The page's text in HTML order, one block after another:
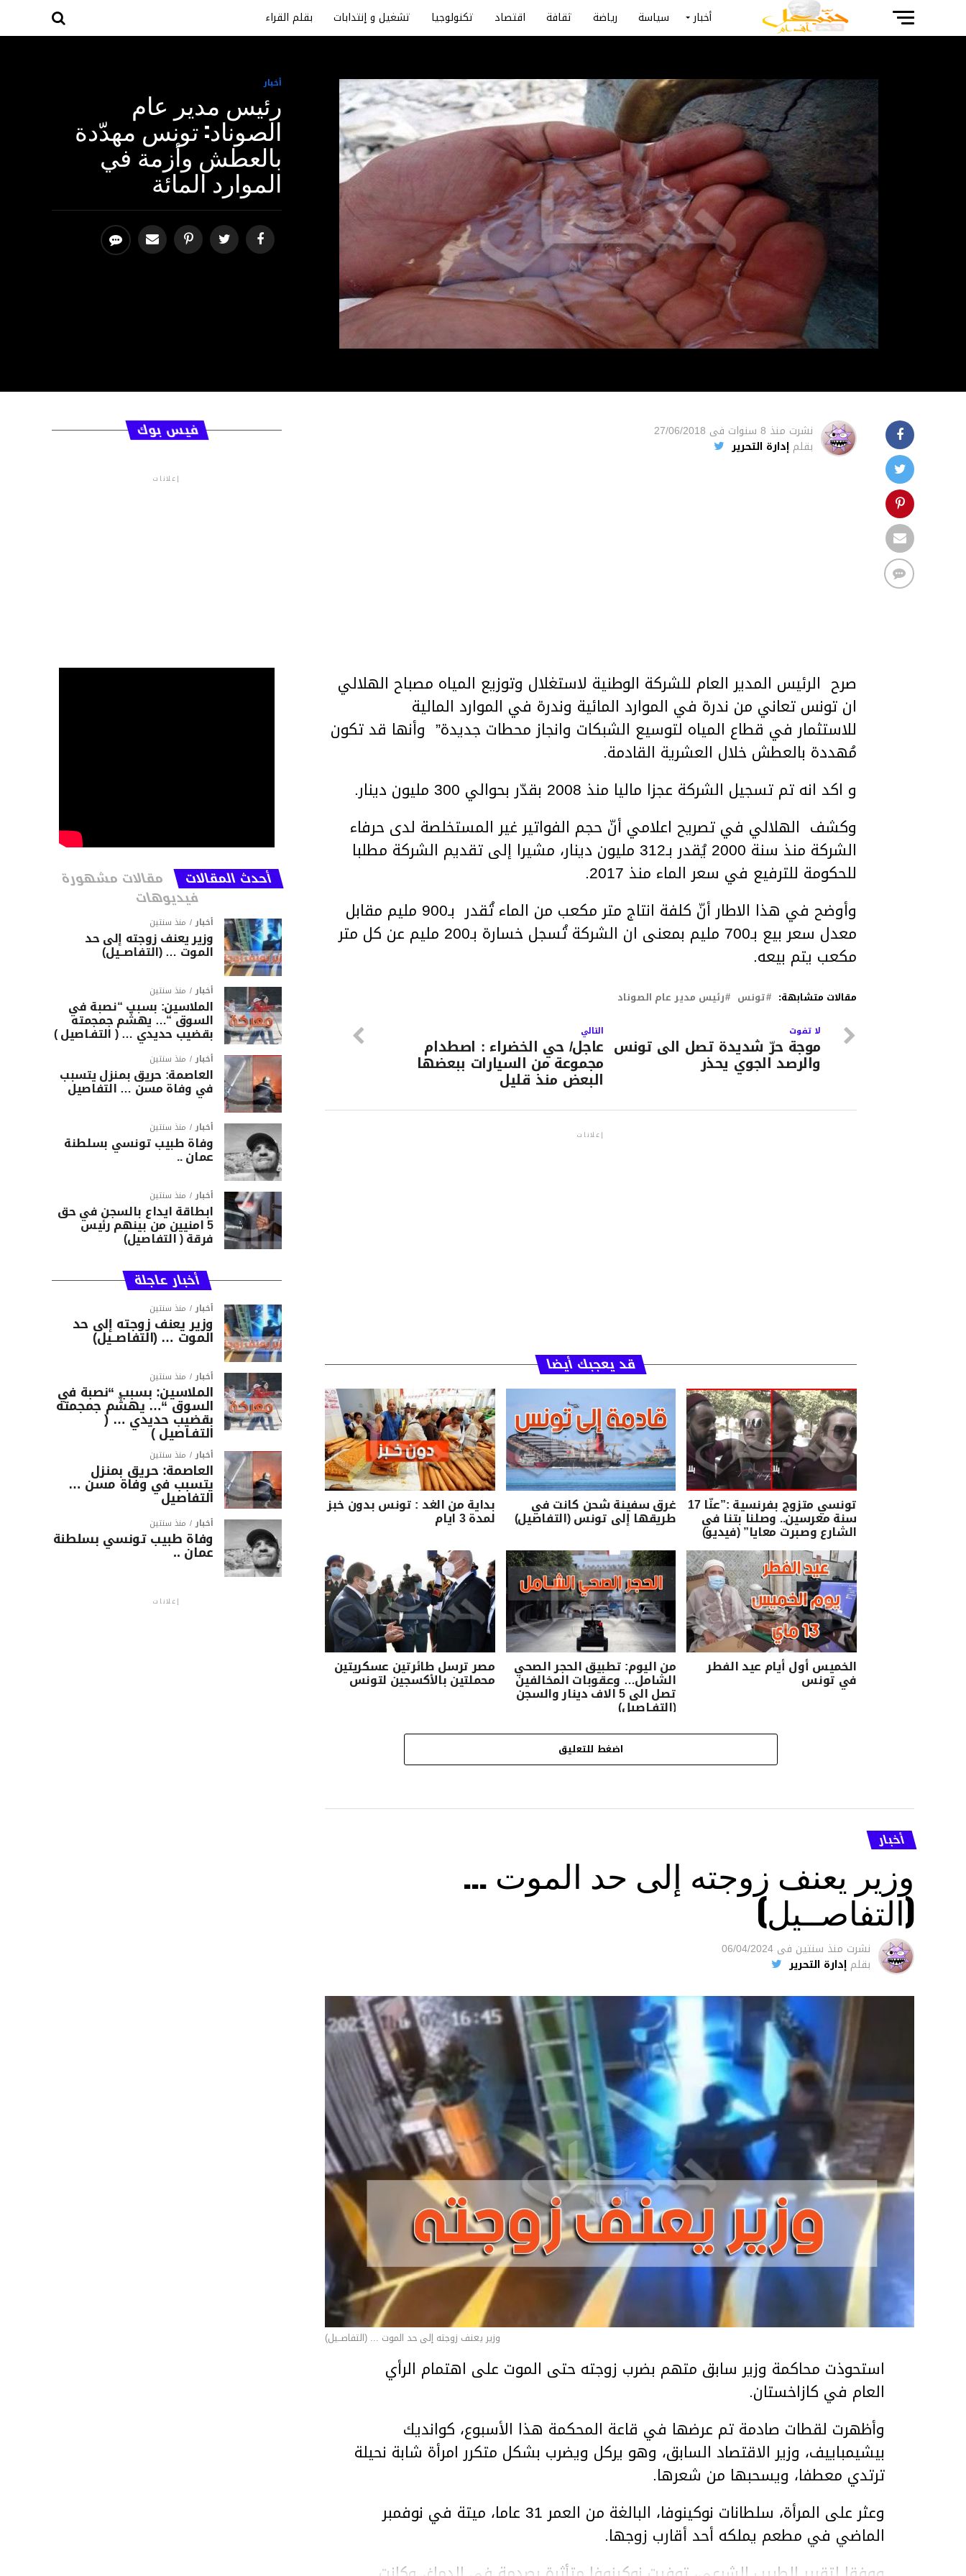
أخبار سياسة رياضة ثقافة اقتصاد تكنولوجيا تشغيل و إنتدابات بقلم القراء
أخبار
رئيس مدير عام
الصوناد: تونس مهدّدة
بالعطش وأزمة في
الموارد المائة
نشرت منذ 8 سنوات فى 27/06/2018
بقلم إدارة التحرير
صرح الرئيس المدير العام للشركة الوطنية لاستغلال وتوزيع المياه مصباح الهلالي
ان تونس تعاني من ندرة في الموارد المائية وندرة في الموارد المالية
للاستثمار في قطاع المياه لتوسيع الشبكات وانجاز محطات جديدة” وأنها قد تكون
مُهددة بالعطش خلال العشرية القادمة.
و اكد انه تم تسجيل الشركة عجزا ماليا منذ 2008 بقدّر بحوالي 300 مليون دينار.
وكشف الهلالي في تصريح اعلامي أنّ حجم الفواتير غير المستخلصة لدى حرفاء
الشركة منذ سنة 2000 يُقدر بـ312 مليون دينار، مشيرا إلى تقديم الشركة مطلبا
للحكومة للترفيع في سعر الماء منذ 2017.
وأوضح في هذا الاطار أنّ كلفة انتاج متر مكعب من الماء تُقدر بـ900 مليم مقابل
معدل سعر بيع بـ700 مليم بمعنى ان الشركة تُسجل خسارة بـ200 مليم عن كل متر
مكعب يتم بيعه.
مقالات متشابهة: تونس رئيس مدير عام الصوناد
التالي
عاجل/ حي الخضراء : اصطدام
مجموعة من السيارات ببعضها
البعض منذ قليل
لا تفوت
موجة حرّ شديدة تصل الى تونس
والرصد الجوي يحذر
إعلانات
قد يعجبك أيضا
تونسي متزوج بفرنسية :”عنّا 17
سنة معرسين.. وصلنا بتنا في
الشارع وصبرت معايا” (فيديو)
غرق سفينة شحن كانت في
طريقها إلى تونس (التفاصيل)
بداية من الغد : تونس بدون خبز
لمدة 3 ايام
الخميس أول أيام عيد الفطر
في تونس
من اليوم: تطبيق الحجر الصحي
الشامل… وعقوبات المخالفين
تصل الى 5 الاف دينار والسجن
(التفـاصيل)
مصر ترسل طائرتين عسكريتين
محملتين بالأكسجين لتونس
اضغط للتعليق
أخبار
وزير يعنف زوجته إلى حد الموت …
(التفاصــيل)
نشرت منذ سنتين فى 06/04/2024
بقلم إدارة التحرير
وزير يعنف زوجته إلى حد الموت ... (التفاصــيل)
استحوذت محاكمة وزير سابق متهم بضرب زوجته حتى الموت على اهتمام الرأي
العام في كازاخستان.
وأظهرت لقطات صادمة تم عرضها في قاعة المحكمة هذا الأسبوع، كوانديك
بيشيمباييف، وزير الاقتصاد السابق، وهو يركل ويضرب بشكل متكرر امرأة شابة نحيلة
ترتدي معطفا، ويسحبها من شعرها.
وعثر على المرأة، سلطانات نوكينوفا، البالغة من العمر 31 عاما، ميتة في نوفمبر
الماضي في مطعم يملكه أحد أقارب زوجها.
فيس بوك
إعلانات
أحدث المقالات مقالات مشهورة
فيديوهات
أخبار منذ سنتين
وزير يعنف زوجته إلى حد
الموت … (التفاصــيل)
أخبار منذ سنتين
الملاسين: بسبب “نصبة في
السوق “… يهشّم جمجمته
بقضيب حديدي … ( التفـاصيل )
أخبار منذ سنتين
العاصمة: حريق بمنزل يتسبب
في وفاة مسن … التفاصيل
أخبار منذ سنتين
وفاة طبيب تونسي بسلطنة
عمان ..
أخبار منذ سنتين
ابطاقة ايداع بالسجن في حق
5 امنيين من بينهم رئيس
فرقة ( التفاصيل)
أخبار عاجلة
أخبار منذ سنتين
وزير يعنف زوجته إلى حد
الموت … (التفاصــيل)
أخبار منذ سنتين
الملاسين: بسبب “نصبة في
السوق “… يهشّم جمجمته
بقضيب حديدي … (
التفـاصيل )
أخبار منذ سنتين
العاصمة: حريق بمنزل
يتسبب في وفاة مسن …
التفاصيل
أخبار منذ سنتين
وفاة طبيب تونسي بسلطنة
عمان ..
إعلانات